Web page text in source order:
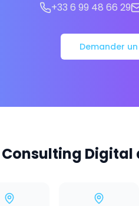
+33 6 99 48 66 29
Demander
Consulting Digital